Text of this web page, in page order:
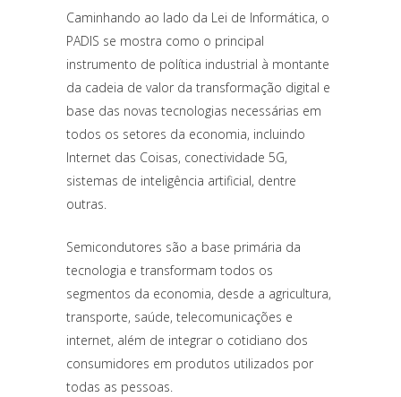
Caminhando ao lado da Lei de Informática, o
PADIS se mostra como o principal
instrumento de política industrial à montante
da cadeia de valor da transformação digital e
base das novas tecnologias necessárias em
todos os setores da economia, incluindo
Internet das Coisas, conectividade 5G,
sistemas de inteligência artificial, dentre
outras.
Semicondutores são a base primária da
tecnologia e transformam todos os
segmentos da economia, desde a agricultura,
transporte, saúde, telecomunicações e
internet, além de integrar o cotidiano dos
consumidores em produtos utilizados por
todas as pessoas.